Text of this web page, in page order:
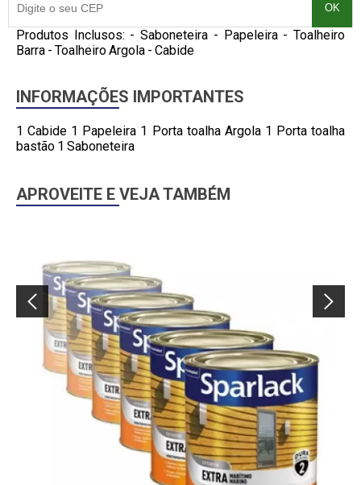
OK
Produtos Inclusos: - Saboneteira - Papeleira - Toalheiro
Barra - Toalheiro Argola - Cabide
INFORMAÇÕES IMPORTANTES
1 Cabide 1 Papeleira 1 Porta toalha Argola 1 Porta toalha
bastão 1 Saboneteira
APROVEITE E VEJA TAMBÉM